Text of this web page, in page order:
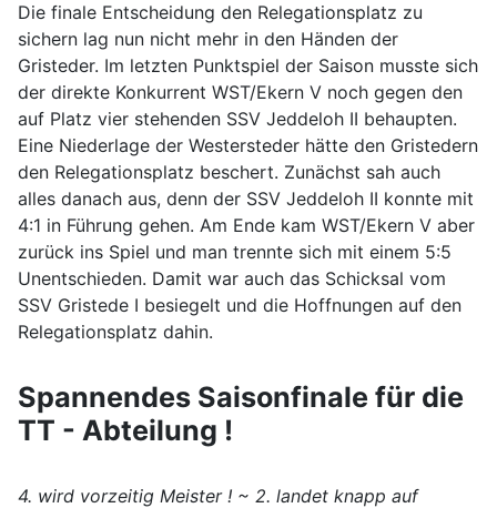
Die finale Entscheidung den Relegationsplatz zu
sichern lag nun nicht mehr in den Händen der
Gristeder. Im letzten Punktspiel der Saison musste sich
der direkte Konkurrent WST/Ekern V noch gegen den
auf Platz vier stehenden SSV Jeddeloh II behaupten.
Eine Niederlage der Westersteder hätte den Gristedern
den Relegationsplatz beschert. Zunächst sah auch
alles danach aus, denn der SSV Jeddeloh II konnte mit
4:1 in Führung gehen. Am Ende kam WST/Ekern V aber
zurück ins Spiel und man trennte sich mit einem 5:5
Unentschieden. Damit war auch das Schicksal vom
SSV Gristede I besiegelt und die Hoffnungen auf den
Relegationsplatz dahin.
Spannendes Saisonfinale für die
TT - Abteilung !
4. wird vorzeitig Meister ! ~ 2. landet knapp auf